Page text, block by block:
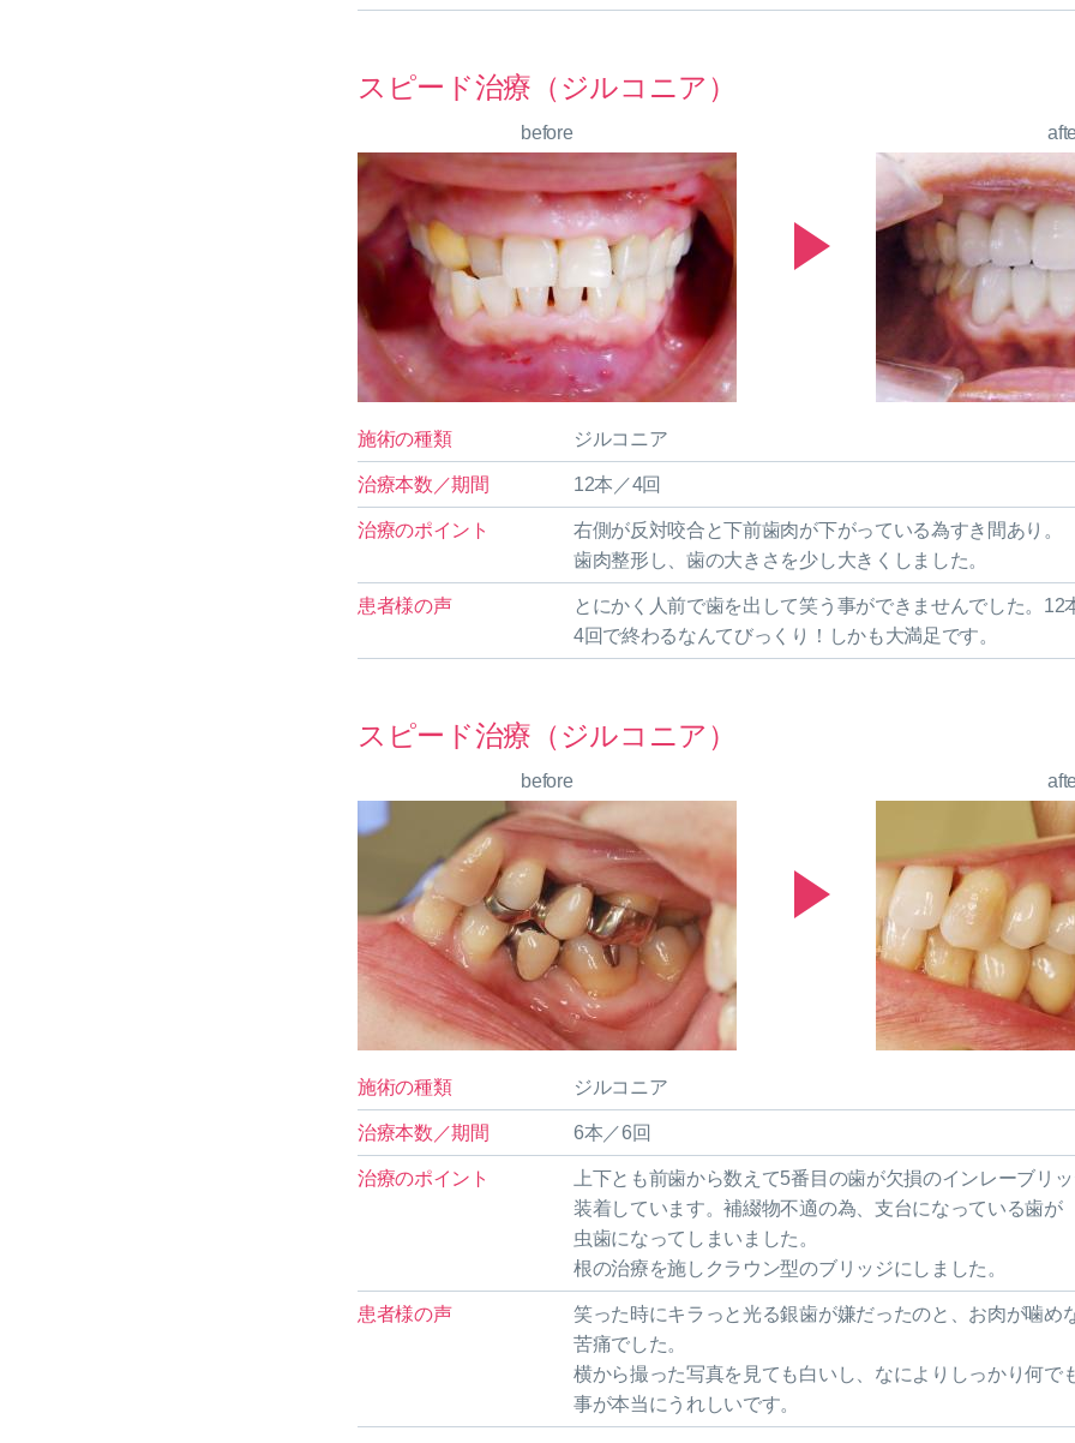
スピード治療（ジルコニア）
before
施術の種類 ジルコニア
治療本数／期間 12本／4回
治療のポイント
右側が反対咬合と下前歯肉が下がっている為すき間あり。
歯肉整形し、歯の大きさを少し大きくしました。
患者様の声
とにかく人前で歯を出して笑う事ができませんでした。12
4回で終わるなんてびっくり！しかも大満足です。
スピード治療（ジルコニア）
before
施術の種類 ジルコニア
治療本数／期間 6本／6回
治療のポイント
上下とも前歯から数えて5番目の歯が欠損のインレーブリ
装着しています。補綴物不適の為、支台になっている歯が
虫歯になってしまいました。
根の治療を施しクラウン型のブリッジにしました。
患者様の声
笑った時にキラっと光る銀歯が嫌だったのと、お肉が噛め
苦痛でした。
横から撮った写真を見ても白いし、なによりしっかり何で
事が本当にうれしいです。